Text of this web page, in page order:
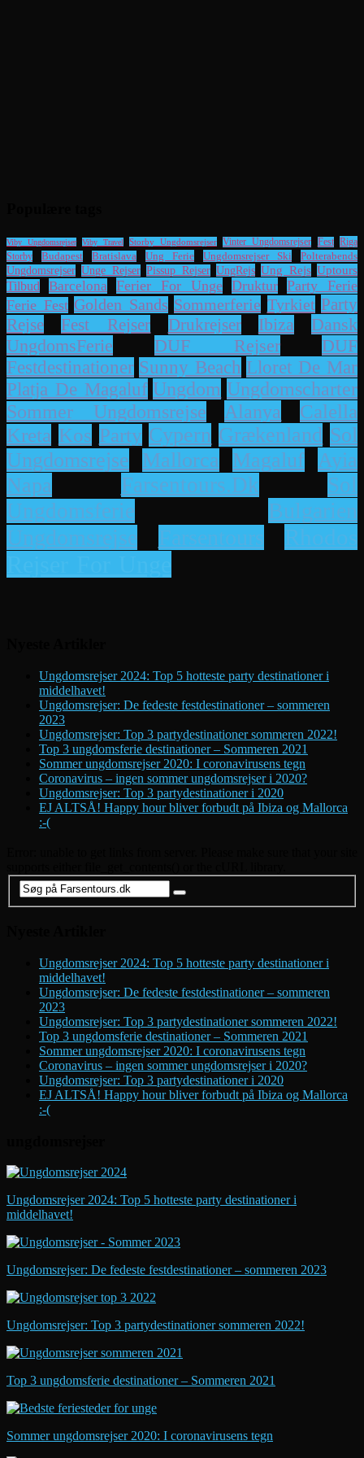
Viby Ungdomsrejser Viby Travel Storby Ungdomsrejser Vinter Ungdomsrejser Fest Riga
Storby
Budapest Bratislava Ung Ferie Ungdomsrejser Ski
Polterabends
Ungdomsrejser Unge Rejser Pissup Rejser UngRejs Ung Rejs Uptours
Tilbud Barcelona Ferier For Unge Druktur Party Ferie
Ferie Fest Golden Sands Sommerferie Tyrkiet Party
Rejse
Fest Rejser Drukrejser Ibiza
Dansk
UngdomsFerie
DUF Rejser
DUF
Festdestinationer Sunny Beach Lloret De Mar
Platja De Magaluf Ungdom Ungdomscharter
Sommer Ungdomsrejse
Alanya
Calella
Kreta Kos Party Cypern Grækenland Sol
Ungdomsrejse
Mallorca Magaluf
Ayia
Napa
Farsentours.dk
Sol
Ungdomsferie
Bulgarien
Ungdomsrejse
Farsentours Rhodos
Ungdomsrejser 2024: Top 5 hotteste party destinationer i
middelhavet!
Ungdomsrejser: De fedeste festdestinationer – sommeren
2023
Ungdomsrejser: Top 3 partydestinationer sommeren 2022!
Top 3 ungdomsferie destinationer – Sommeren 2021
Sommer ungdomsrejser 2020: I coronavirusens tegn
Coronavirus – ingen sommer ungdomsrejser i 2020?
Ungdomsrejser: Top 3 partydestinationer i 2020
EJ ALTSÅ! Happy hour bliver forbudt på Ibiza og Mallorca
:-(
Ungdomsrejser 2024: Top 5 hotteste party destinationer i
middelhavet!
Ungdomsrejser: De fedeste festdestinationer – sommeren
2023
Ungdomsrejser: Top 3 partydestinationer sommeren 2022!
Top 3 ungdomsferie destinationer – Sommeren 2021
Sommer ungdomsrejser 2020: I coronavirusens tegn
Coronavirus – ingen sommer ungdomsrejser i 2020?
Ungdomsrejser: Top 3 partydestinationer i 2020
EJ ALTSÅ! Happy hour bliver forbudt på Ibiza og Mallorca
:-(
Ungdomsrejser 2024: Top 5 hotteste party destinationer i
middelhavet!
Ungdomsrejser: De fedeste festdestinationer – sommeren 2023
Ungdomsrejser: Top 3 partydestinationer sommeren 2022!
Top 3 ungdomsferie destinationer – Sommeren 2021
Sommer ungdomsrejser 2020: I coronavirusens tegn